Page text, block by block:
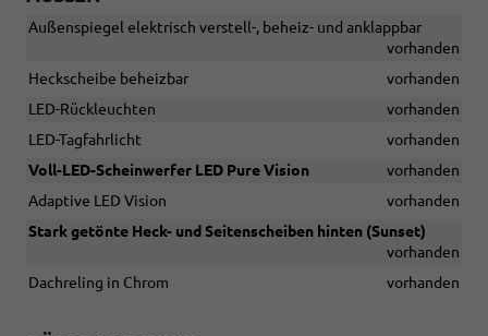
Außenspiegel elektrisch verstell-, beheiz- und anklappbar
vorhanden
Heckscheibe beheizbar
vorhanden
LED-Rückleuchten
vorhanden
LED-Tagfahrlicht
vorhanden
Voll-LED-Scheinwerfer LED Pure Vision
vorhanden
Adaptive LED Vision
vorhanden
Stark getönte Heck- und Seitenscheiben hinten (Sunset)
vorhanden
Dachreling in Chrom
vorhanden